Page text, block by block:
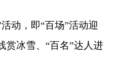
动，即“百场”活动迎
赏冰雪、“百名”达人进